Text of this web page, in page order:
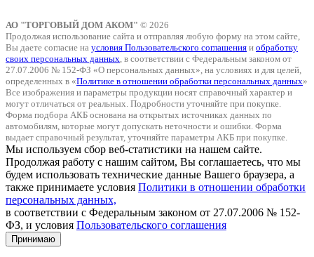
АО "ТОРГОВЫЙ ДОМ АКОМ" © 2026
Продолжая использование сайта и отправляя любую форму на этом сайте,
Вы даете согласие на условия Пользовательского соглашения и обработку
своих персональных данных , в соответствии с Федеральным законом от
27.07.2006 № 152-ФЗ «О персональных данных», на условиях и для целей,
определенных в «Политике в отношении обработки персональных данных»
Все изображения и параметры продукции носят справочный характер и
могут отличаться от реальных. Подробности уточняйте при покупке.
Форма подбора АКБ основана на открытых источниках данных по
автомобилям, которые могут допускать неточности и ошибки. Форма
выдает справочный результат, уточняйте параметры АКБ при покупке.
Мы используем сбор веб-статистики на нашем сайте.
Продолжая работу с нашим сайтом, Вы соглашаетесь, что мы
будем использовать технические данные Вашего браузера, а
также принимаете условия Политики в отношении обработки
персональных данных,
в соответствии с Федеральным законом от 27.07.2006 № 152-
ФЗ, и условия Пользовательского соглашения
Принимаю